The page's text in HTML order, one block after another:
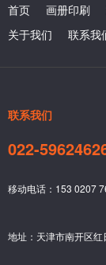
首页 画册印刷
关于我们
联系我
联系我们
022-
移动电话：153 0207
地址：天津市南开区